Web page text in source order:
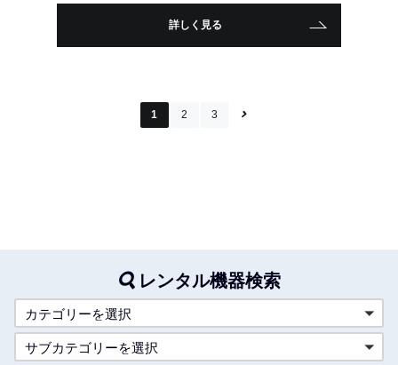
詳しく見る
1 2 3
レンタル機器検索
カテゴリーを選択
サブカテゴリーを選択